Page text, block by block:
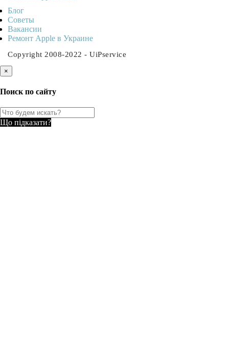
Блог
Советы
Ваканcии
Ремонт Apple в Украине
Copyright 2008-2022 - UiPservice
×
Поиск по сайту
Що підказати?